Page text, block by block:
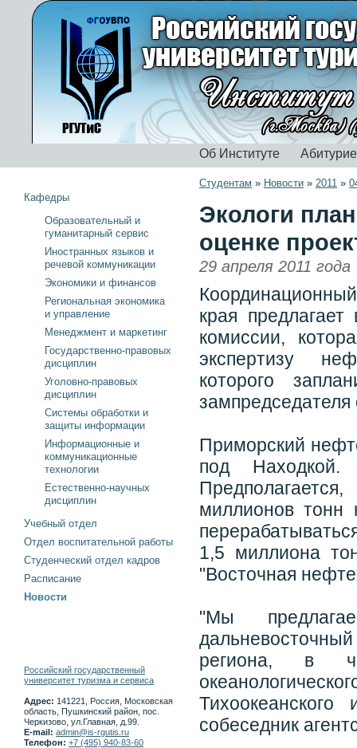
Об Институте
Студентам » Новости » 2011 »
Экологи
оценке
29 апреля 2011 года
края
комиссии,
экспертизу
которого
Приморский
под
миллионов тонн
1,5 миллиона
"Восточная
"Мы
региона, в
собеседник
Кафедры
Образовательный и
гуманитарный сервис
Иностранных языков и
речевой коммуникации
Экономики и финансов
Региональная экономика
и управление
Менеджмент и маркетинг
Государственно-правовых
дисциплин
Уголовно-правовых
дисциплин
Системы обработки и
защиты информации
Информационные и
коммуникационные
технологии
Естественно-научных
дисциплин
Учебный отдел
Отдел воспитательной работы
Студенческий отдел кадров
Расписание
Новости
Российский государственный
университет туризма и сервиса
Адрес: 141221, Россия, Московская
область, Пушкинский район, пос.
Черкизово, ул.Главная, д.99.
E-mail: admin@is-rgutis.ru
Телефон: +7 (495) 940-83-60